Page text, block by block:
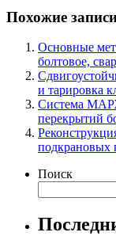
Похожие
Основные
болтовое,
и тарировка
Система
перекрытий
подкрановых
Поиск